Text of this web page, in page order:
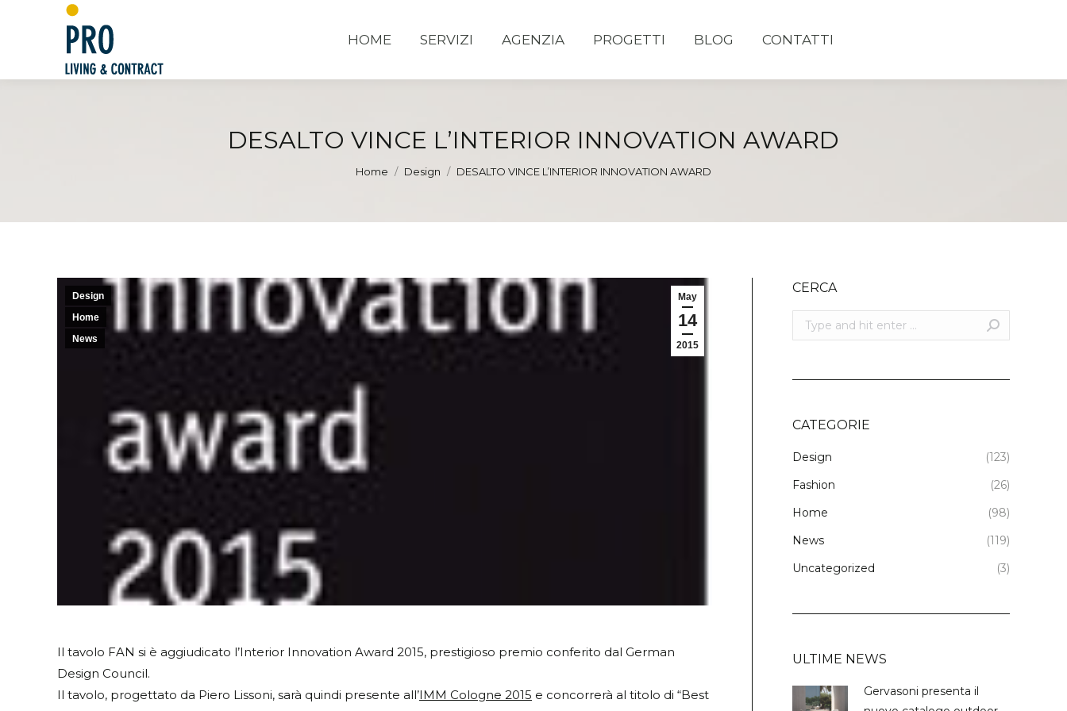
HOME SERVIZI AGENZIA PROGETTI BLOG CONTATTI
DESALTO VINCE L’INTERIOR INNOVATION AWARD
You are here:
Home Design DESALTO VINCE L’INTERIOR INNOVATION AWARD
May
14
2015
Design
Home
News
Il tavolo FAN si è aggiudicato l’Interior Innovation Award 2015, prestigioso premio conferito dal German
Design Council.
Il tavolo, progettato da Piero Lissoni, sarà quindi presente all’IMM Cologne 2015 e concorrerà al titolo di “Best
CERCA
Search:
CATEGORIE
Design
(123)
Fashion
(26)
Home
(98)
News
(119)
Uncategorized
(3)
ULTIME NEWS
Gervasoni presenta il